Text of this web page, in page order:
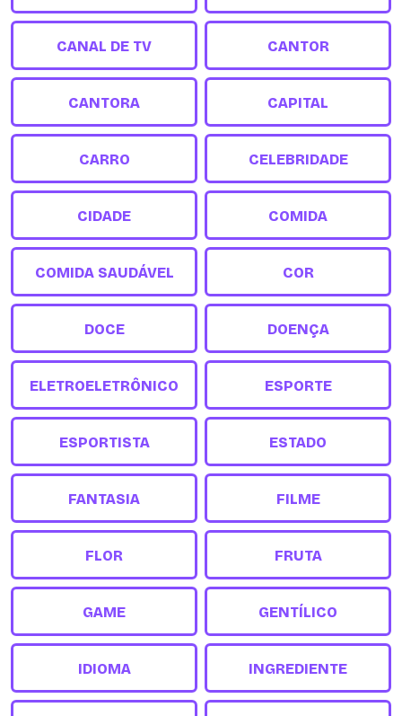
CANAL DE TV CANTOR
CANTORA CAPITAL
CARRO CELEBRIDADE
CIDADE COMIDA
COMIDA SAUDÁVEL COR
DOCE DOENÇA
ELETROELETRÔNICO ESPORTE
ESPORTISTA ESTADO
FANTASIA FILME
FLOR FRUTA
GAME GENTÍLICO
IDIOMA INGREDIENTE